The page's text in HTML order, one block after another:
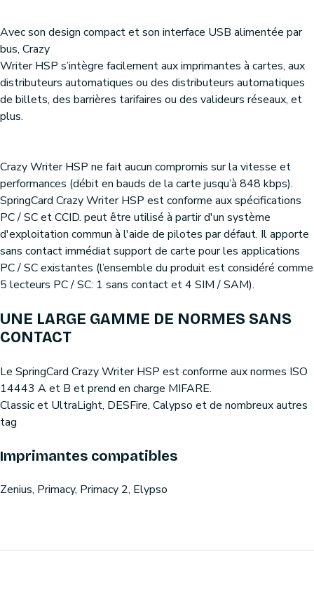
Avec son design compact et son interface USB alimentée par
bus, Crazy
Writer HSP s’intègre facilement aux imprimantes à cartes, aux
distributeurs automatiques ou des distributeurs automatiques
de billets, des barrières tarifaires ou des valideurs réseaux, et
plus.
Crazy Writer HSP ne fait aucun compromis sur la vitesse et
performances (débit en bauds de la carte jusqu’à 848 kbps).
SpringCard Crazy Writer HSP est conforme aux spécifications
PC / SC et CCID. peut être utilisé à partir d'un système
d'exploitation commun à l'aide de pilotes par défaut. Il apporte
sans contact immédiat support de carte pour les applications
PC / SC existantes (l’ensemble du produit est considéré comme
5 lecteurs PC / SC: 1 sans contact et 4 SIM / SAM).
UNE LARGE GAMME DE NORMES SANS
CONTACT
Le SpringCard Crazy Writer HSP est conforme aux normes ISO
14443 A et B et prend en charge MIFARE.
Classic et UltraLight, DESFire, Calypso et de nombreux autres
tag
Imprimantes compatibles
Zenius, Primacy, Primacy 2, Elypso